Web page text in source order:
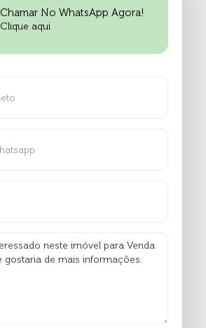
Chamar No WhatsApp Agora!
Clique aqui